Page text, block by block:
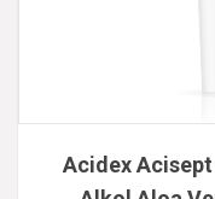
Acidex Acisept